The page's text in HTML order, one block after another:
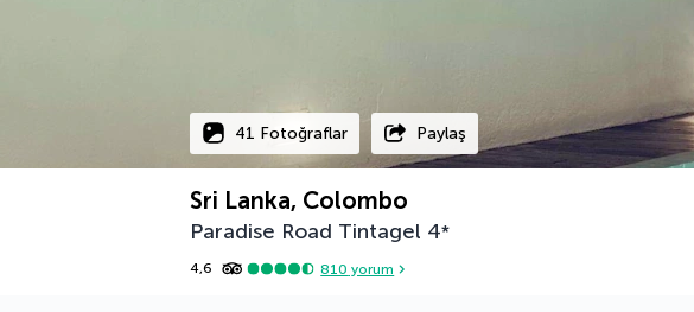
41 Fotoğraflar Paylaş
Sri Lanka, Colombo
Paradise Road Tintagel 4*
4,6 810 yorum